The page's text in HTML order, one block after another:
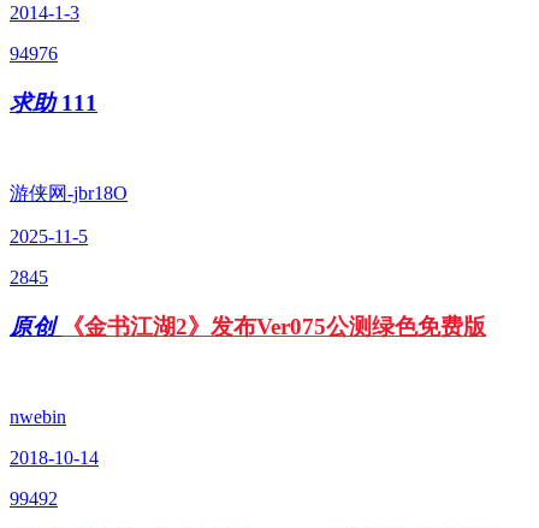
2014-1-3
94976
求助 111
游侠网-jbr18O
2025-11-5
2845
原创 《金书江湖2》发布Ver075公测绿色免费版
nwebin
2018-10-14
99492